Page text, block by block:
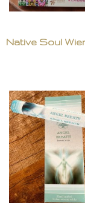
Native Soul